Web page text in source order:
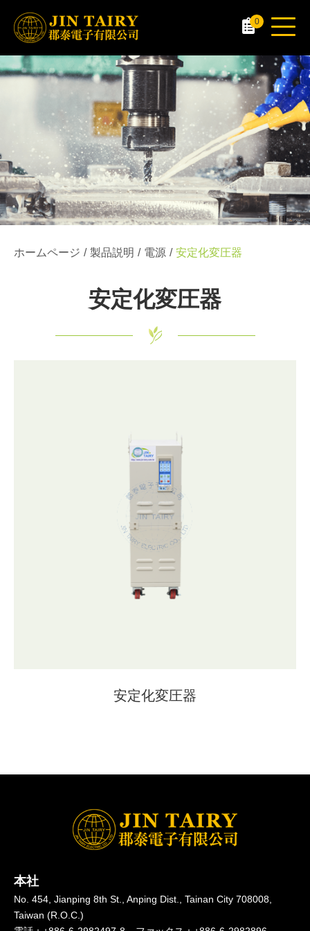
0
ホームページ 製品説明 電源 安定化変圧器
安定化変圧器
安定化変圧器
本社
No. 454, Jianping 8th St., Anping Dist., Tainan City 708008,
Taiwan (R.O.C.)